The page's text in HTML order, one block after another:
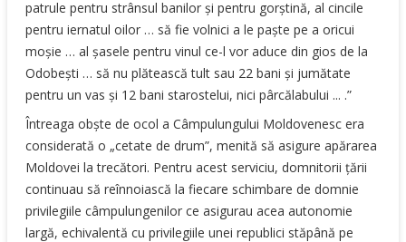
patrule pentru strânsul banilor şi pentru gorştină, al cincile
pentru iernatul oilor … să fie volnici a le paşte pe a oricui
moşie … al şasele pentru vinul ce-l vor aduce din gios de la
Odobeşti … să nu plătească tult sau 22 bani şi jumătate
pentru un vas şi 12 bani starostelui, nici pârcălabului ... .”
Întreaga obşte de ocol a Câmpulungului Moldovenesc era
considerată o „cetate de drum”, menită să asigure apărarea
Moldovei la trecători. Pentru acest serviciu, domnitorii ţării
continuau să reînnoiască la fiecare schimbare de domnie
privilegiile câmpulungenilor ce asigurau acea autonomie
largă, echivalentă cu privilegiile unei republici stăpână pe